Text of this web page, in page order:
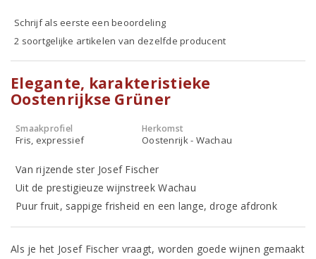
Schrijf als eerste een beoordeling
2 soortgelijke artikelen van dezelfde producent
Elegante, karakteristieke
Oostenrijkse Grüner
Smaakprofiel
Fris, expressief
Herkomst
Oostenrijk - Wachau
Van rijzende ster Josef Fischer
Uit de prestigieuze wijnstreek Wachau
Puur fruit, sappige frisheid en een lange, droge afdronk
Als je het Josef Fischer vraagt, worden goede wijnen gemaakt